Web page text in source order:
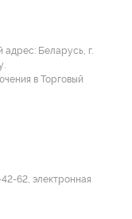
Беларусь, г.
в Торговый
62, электронная